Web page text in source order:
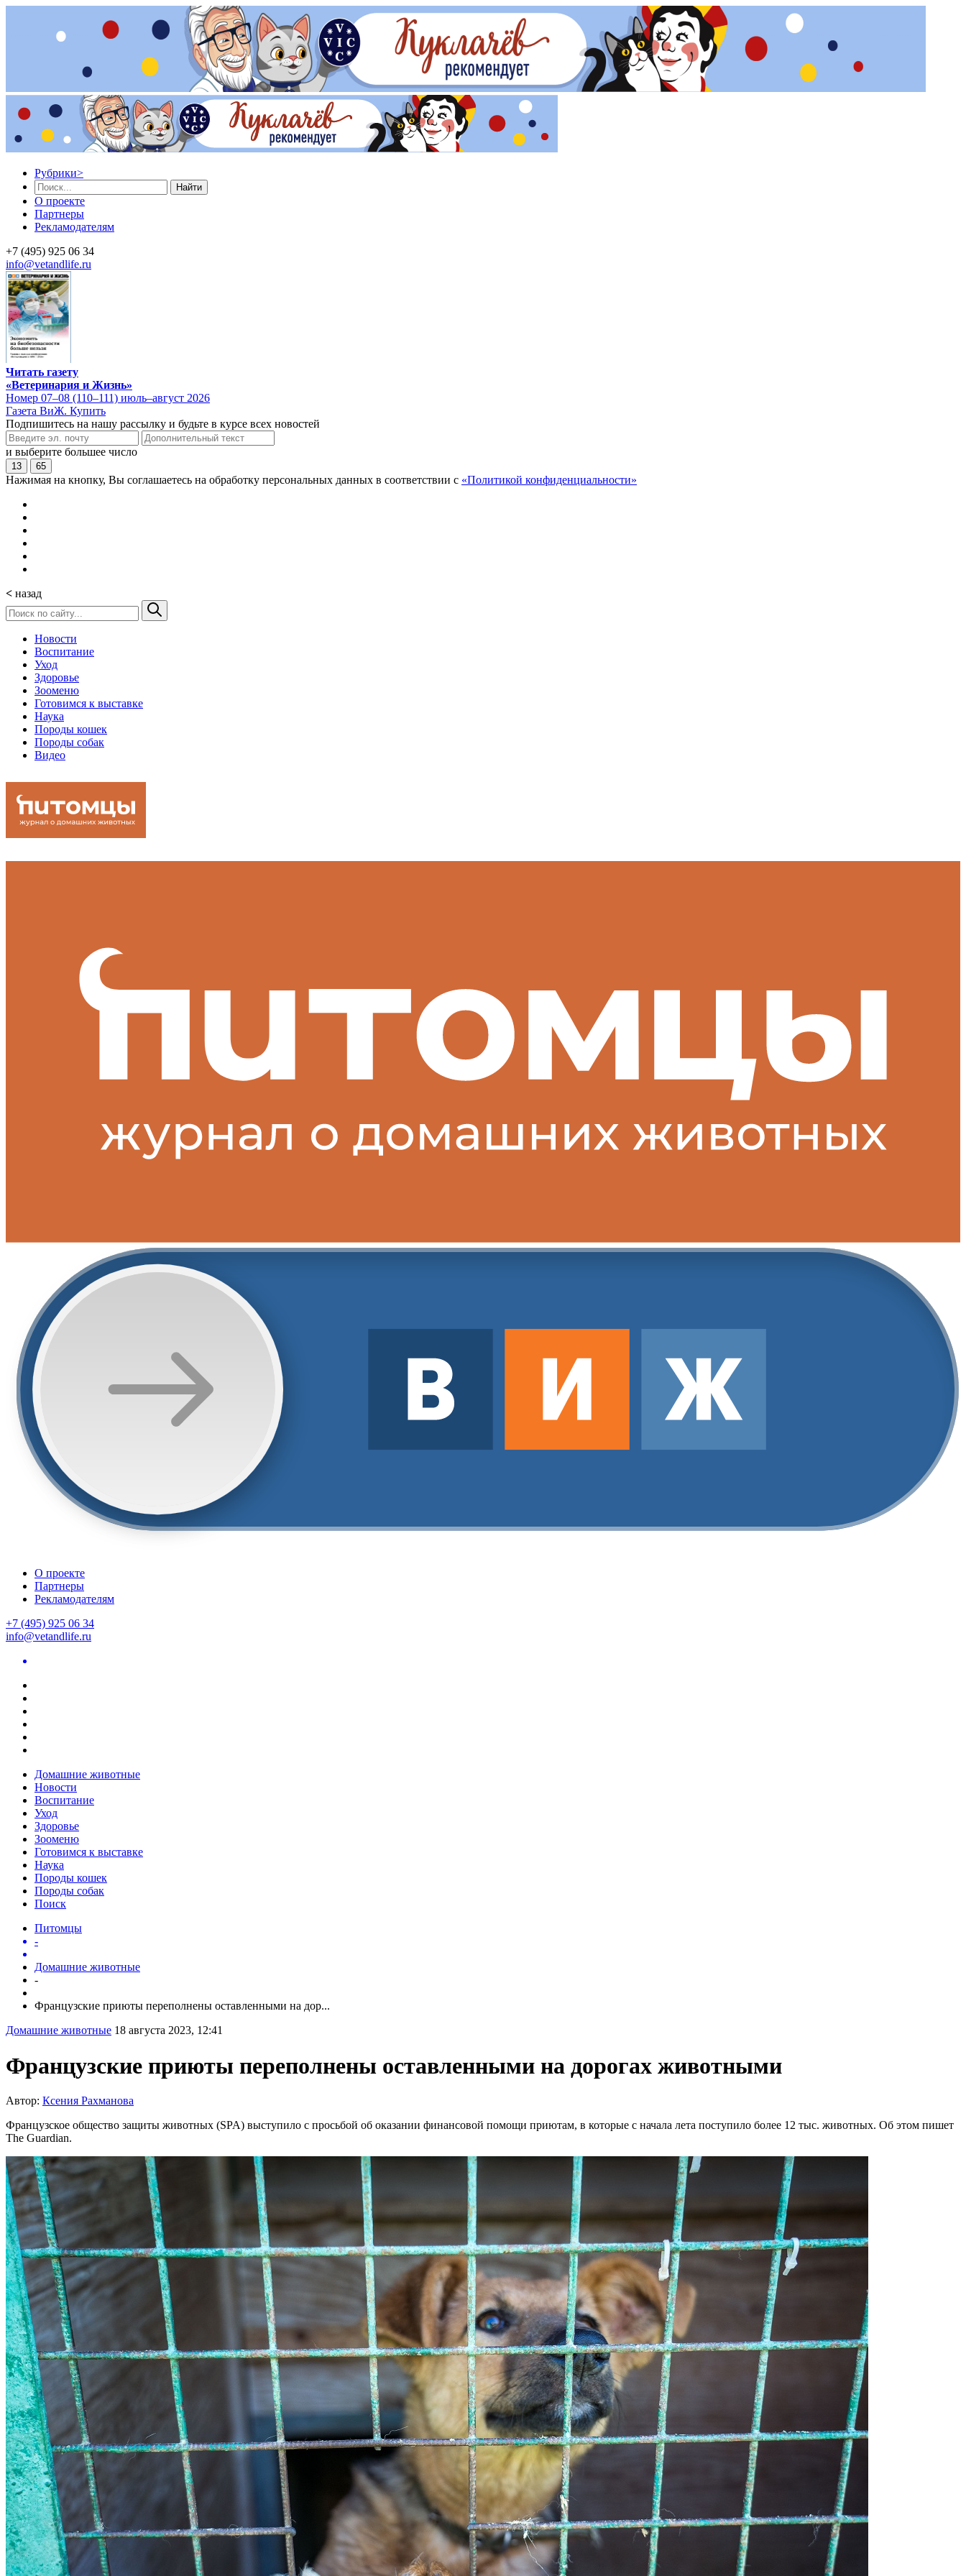
Рубрики>
Найти
О проекте
Партнеры
Рекламодателям
+7 (495) 925 06 34
info@vetandlife.ru
Читать газету
«Ветеринария и Жизнь»
Номер 07–08 (110–111) июль–август 2026
Газета ВиЖ. Купить
Подпишитесь на нашу рассылку и будьте в курсе всех новостей
и выберите большее число
13 65
Нажимая на кнопку, Вы соглашаетесь на обработку персональных данных в соответствии с «Политикой конфиденциальности»
< назад
Новости
Воспитание
Уход
Здоровье
Зооменю
Готовимся к выставке
Наука
Породы кошек
Породы собак
Видео
О проекте
Партнеры
Рекламодателям
+7 (495) 925 06 34
info@vetandlife.ru
Домашние животные
Новости
Воспитание
Уход
Здоровье
Зооменю
Готовимся к выставке
Наука
Породы кошек
Породы собак
Поиск
Питомцы
-
Домашние животные
-
Французские приюты переполнены оставленными на дор...
Домашние животные 18 августа 2023, 12:41
Французские приюты переполнены оставленными на дорогах животными
Автор: Ксения Рахманова
Французское общество защиты животных (SPA) выступило с просьбой об оказании финансовой помощи приютам, в которые с начала лета поступило более 12 тыс. животных. Об этом пишет
The Guardian.